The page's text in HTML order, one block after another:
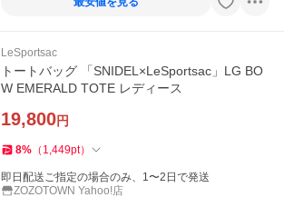
LeSportsac
トートバッグ 「SNIDEL×LeSportsac」LG BO
W EMERALD TOTE レディース
19,800円
8% （ 1,449pt）
即日配送ご指定の場合のみ、1〜2日で発送
ZOZOTOWN Yahoo!店